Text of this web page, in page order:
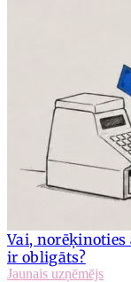
Vai,
ir obligāts?
Jaunais uzņēmējs